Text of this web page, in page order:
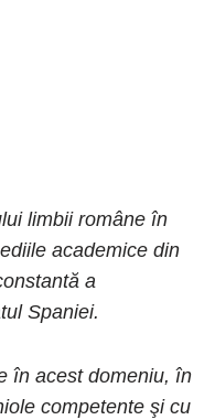
limbii române în
academice din
a
Spaniei.
în acest domeniu, în
competente şi cu